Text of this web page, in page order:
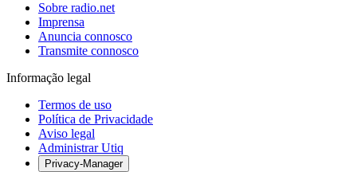
Sobre radio.net
Imprensa
Anuncia connosco
Transmite connosco
Informação legal
Termos de uso
Política de Privacidade
Aviso legal
Administrar Utiq
Privacy-Manager